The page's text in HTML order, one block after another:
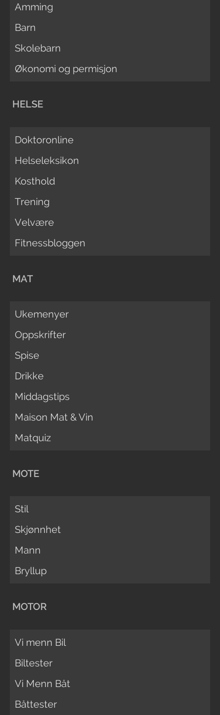
Amming
Barn
Skolebarn
Økonomi og permisjon
HELSE
Doktoronline
Helseleksikon
Kosthold
Trening
Velvære
Fitnessbloggen
MAT
Ukemenyer
Oppskrifter
Spise
Drikke
Middagstips
Maison Mat & Vin
Matquiz
MOTE
Stil
Skjønnhet
Mann
Bryllup
MOTOR
Vi menn Bil
Biltester
Vi Menn Båt
Båttester